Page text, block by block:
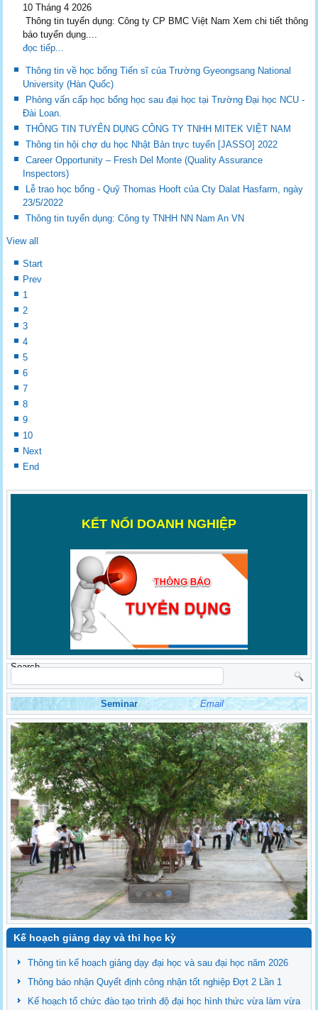
10 Tháng 4 2026
Thông tin tuyển dụng: Công ty CP BMC Việt Nam Xem chi tiết thông
báo tuyển dụng....
đọc tiếp...
Thông tin về học bổng Tiến sĩ của Trường Gyeongsang National
University (Hàn Quốc)
Phỏng vấn cấp học bổng học sau đại học tại Trường Đại học NCU -
Đài Loan.
THÔNG TIN TUYỂN DỤNG CÔNG TY TNHH MITEK VIỆT NAM
Thông tin hội chợ du học Nhật Bản trực tuyến [JASSO] 2022
Career Opportunity – Fresh Del Monte (Quality Assurance
Inspectors)
Lễ trao học bổng - Quỹ Thomas Hooft của Cty Dalat Hasfarm, ngày
23/5/2022
Thông tin tuyển dụng: Công ty TNHH NN Nam An VN
View all
Start
Prev
1
2
3
4
5
6
7
8
9
10
Next
End
KẾT NỐI DOANH NGHIỆP
Search
Seminar Email
Kế hoạch giảng dạy và thi học kỳ
Thông tin kế hoạch giảng dạy đại học và sau đại học năm 2026
Thông báo nhận Quyết định công nhận tốt nghiệp Đợt 2 Lần 1
Kế hoạch tổ chức đào tạo trình độ đại học hình thức vừa làm vừa